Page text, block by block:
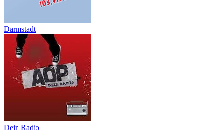
Darmstadt
Dein Radio